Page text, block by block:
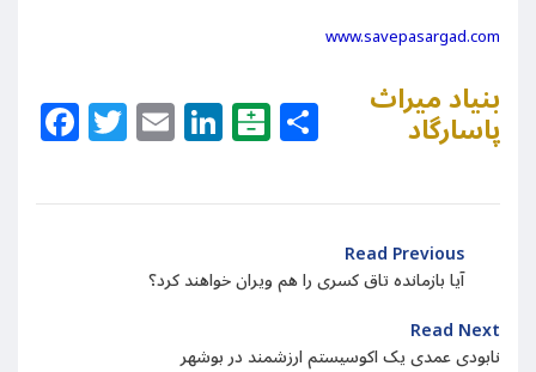
www.savepasargad.com
Facebook
Twitter
EmailLinkedIn
Balatarin
Share
بنیاد میراث
پاسارگاد
Read Previous
آیا بازمانده تاق کسری را هم ویران خواهند کرد؟
Read Next
نابودی عمدی یک اکوسیستم ارزشمند در بوشهر